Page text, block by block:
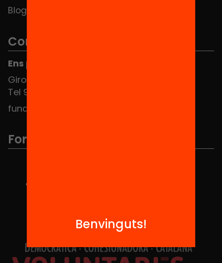
Blog
Contacte
Ens pots trobar al Hub Social
Girona 34, interior 08010 Barcelona
Tel 934 588 700
fundacio@equitat.org
Formem part de...
Benvinguts!